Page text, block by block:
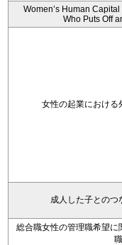
Women’s Human
Who Puts Off
女性の起業における
成人した子とのつ
総合職女性の管理職希望